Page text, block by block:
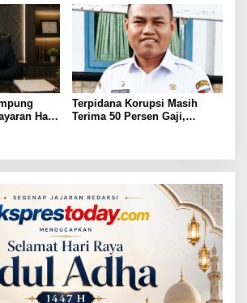
Hak
Terpidana Korupsi Masih
Terima 50 Persen Gaji,